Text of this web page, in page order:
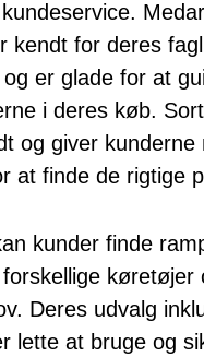
kendt for deres
er glade for at
i deres køb.
og giver kunderne
at finde de rigtige
kunder finde
køretøjer
Deres udvalg
lette at bruge og